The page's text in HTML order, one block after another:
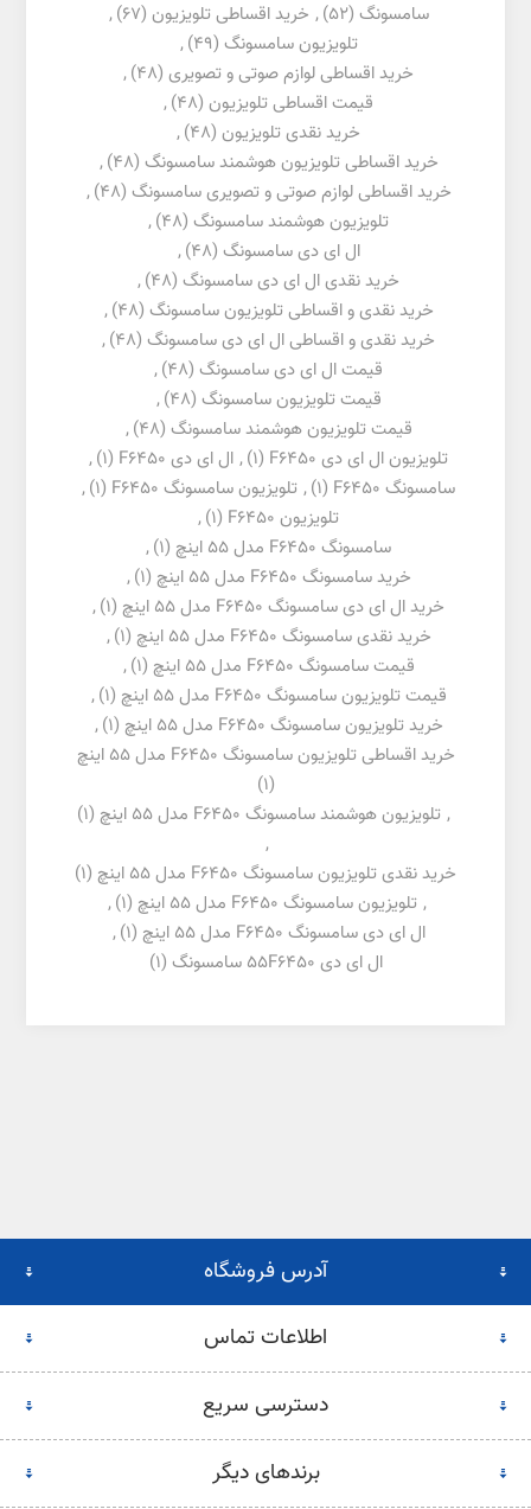
سامسونگ (52)
, خرید اقساطی تلویزیون (67)
,
تلویزیون سامسونگ (49)
,
خرید اقساطی لوازم صوتی و تصویری (48)
,
قیمت اقساطی تلویزیون (48)
,
خرید نقدی تلویزیون (48)
,
خرید اقساطی تلویزیون هوشمند سامسونگ (48)
,
خرید اقساطی لوازم صوتی و تصویری سامسونگ (48)
,
تلویزیون هوشمند سامسونگ (48)
,
ال ای دی سامسونگ (48)
,
خرید نقدی ال ای دی سامسونگ (48)
,
خرید نقدی و اقساطی تلویزیون سامسونگ (48)
,
خرید نقدی و اقساطی ال ای دی سامسونگ (48)
,
قیمت ال ای دی سامسونگ (48)
,
قیمت تلویزیون سامسونگ (48)
,
قیمت تلویزیون هوشمند سامسونگ (48)
,
تلویزیون ال ای دی F6450
(1)
, ال ای دی F6450 (1)
,
سامسونگ F6450
(1)
, تلویزیون سامسونگ F6450 (1)
,
تلویزیون F6450
(1)
,
سامسونگ F6450 مدل 55 اینچ
(1)
,
خرید سامسونگ F6450 مدل 55 اینچ
(1)
,
خرید ال ای دی سامسونگ F6450 مدل 55 اینچ
(1)
,
خرید نقدی سامسونگ F6450 مدل 55 اینچ
(1)
,
قیمت سامسونگ F6450 مدل 55 اینچ
(1)
,
قیمت تلویزیون سامسونگ F6450 مدل 55 اینچ
(1)
,
خرید تلویزیون سامسونگ F6450 مدل 55 اینچ
(1)
,
خرید اقساطی تلویزیون سامسونگ F6450 مدل 55 اینچ
(1)
, تلویزیون هوشمند سامسونگ F6450 مدل 55 اینچ
(1)
,
خرید نقدی تلویزیون سامسونگ F6450 مدل 55 اینچ
(1)
, تلویزیون سامسونگ F6450 مدل 55 اینچ (1)
,
ال ای دی سامسونگ F6450 مدل 55 اینچ
(1)
,
ال ای دی 55F6450 سامسونگ
(1)
آدرس فروشگاه
اطلاعات تماس
دسترسی سریع
برندهای دیگر